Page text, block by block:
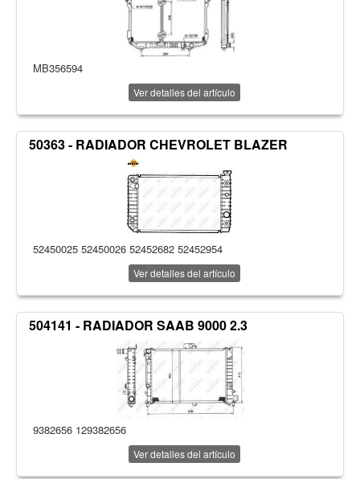
MB356594
Ver detalles del artículo
50363 - RADIADOR CHEVROLET BLAZER
52450025 52450026 52452682 52452954
Ver detalles del artículo
504141 - RADIADOR SAAB 9000 2.3
9382656 129382656
Ver detalles del artículo